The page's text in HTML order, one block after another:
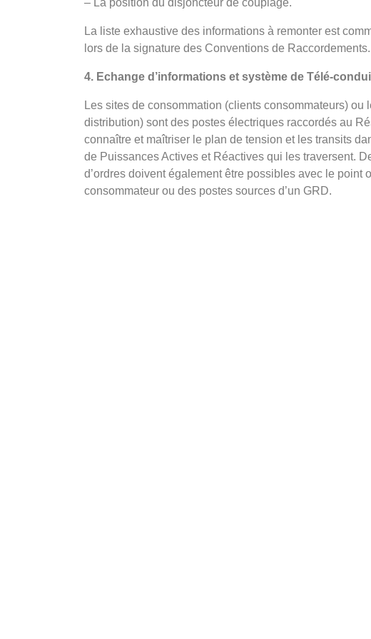
– La position du disjoncteur de couplage.
La liste exhaustive des informations à remonter est
lors de la signature des Conventions de Raccordements.
4. Echange d’informations et système de Télé-
Les sites de consommation (clients consommateurs)
distribution) sont des postes électriques raccordés au
connaître et maîtriser le plan de tension et les transits
de Puissances Actives et Réactives qui les traversent.
d’ordres doivent également être possibles avec le
consommateur ou des postes sources d’un GRD.